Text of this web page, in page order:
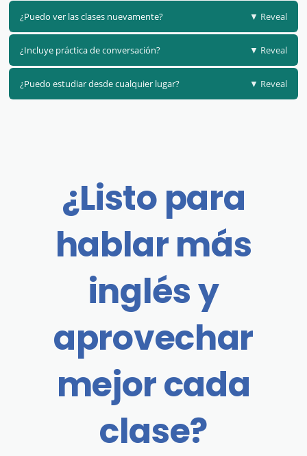
¿Puedo ver las clases nuevamente? ▼ Reveal
¿Incluye práctica de conversación? ▼ Reveal
¿Puedo estudiar desde cualquier lugar? ▼ Reveal
¿Listo para
hablar más
inglés y
aprovechar
mejor cada
clase?